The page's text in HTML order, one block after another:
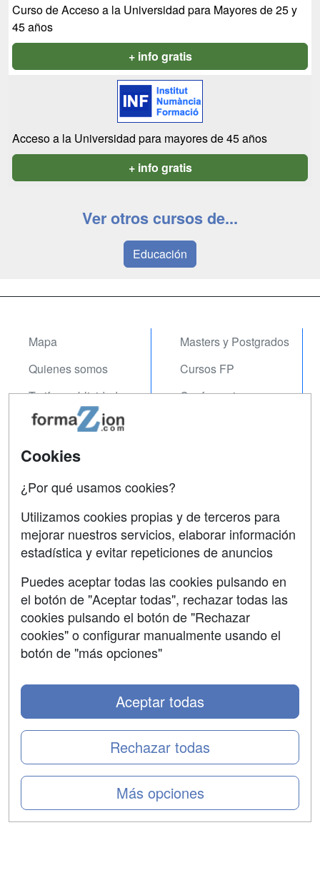
Curso de Acceso a la Universidad para Mayores de 25 y
45 años
+ info gratis
Acceso a la Universidad para mayores de 45 años
+ info gratis
Ver otros cursos de...
Educación
Mapa
Quienes somos
Tarifas publicidad
Acceso Usuarios
Acceso Centros
Masters y Postgrados
Cursos FP
Conferencias
Contactar
Confidencialidad
Aviso legal
Copyleft
Cookies
¿Por qué usamos cookies?
Utilizamos cookies propias y de terceros para
mejorar nuestros servicios, elaborar información
estadística y evitar repeticiones de anuncios
Puedes aceptar todas las cookies pulsando en
el botón de "Aceptar todas", rechazar todas las
cookies pulsando el botón de "Rechazar
cookies" o configurar manualmente usando el
botón de "más opciones"
Más opciones
Rechazar todas
Aceptar todas